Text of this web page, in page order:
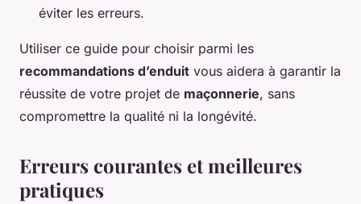
éviter les erreurs.
Utiliser ce guide pour choisir parmi les
recommandations d’enduit vous aidera à garantir la
réussite de votre projet de maçonnerie, sans
compromettre la qualité ni la longévité.
Erreurs courantes et meilleures
pratiques